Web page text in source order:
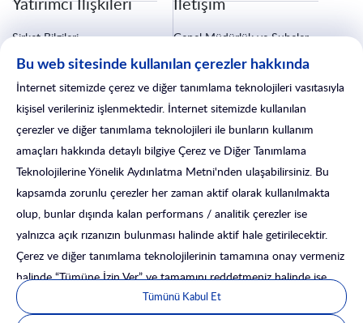
Şirket Bilgileri
Özel Durum Açıklamaları
Kurumsal Yönetim
Yatırımcı İlişkileri Formu
Genel Müdürlük ve Şubeler
Fatura ve Tebligat Bilgileri
Sigorta İşlemleri
Satış Sonrası Hizmetler
© 2025 İsLeasing. Tüm Hakları Saklıdır.
Bu web sitesinde kullanılan çerezler hakkında
İnternet sitemizde çerez ve diğer tanımlama teknolojileri vasıtasıyla
kişisel verileriniz işlenmektedir. İnternet sitemizde kullanılan
çerezler ve diğer tanımlama teknolojileri ile bunların kullanım
amaçları hakkında detaylı bilgiye Çerez ve Diğer Tanımlama
Teknolojilerine Yönelik Aydınlatma Metni'nden ulaşabilirsiniz. Bu
kapsamda zorunlu çerezler her zaman aktif olarak kullanılmakta
olup, bunlar dışında kalan performans / analitik çerezler ise
yalnızca açık rızanızın bulunması halinde aktif hale getirilecektir.
Çerez ve diğer tanımlama teknolojilerinin tamamına onay vermeniz
halinde “Tümüne İzin Ver” ve tamamını reddetmeniz halinde ise
“Tümünü Reddet” seçeneği ile ilerleyebilirsiniz. Ayrıca, işbu çerez
yönetim panelinden butonları tercihinize göre açık veya kapalı
Tümünü Kabul Et